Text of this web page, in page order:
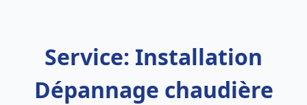
Service: Installation
Dépannage chaudière